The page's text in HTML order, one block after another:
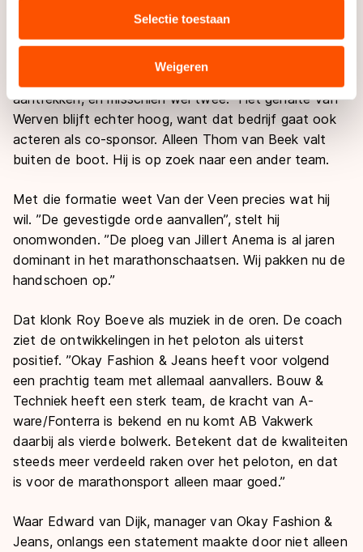
combineren met andere gegevens die u aan hen heeft
verstrekt of die zij hebben verzameld via hun services.
Sommige partners kunnen gegevens doorgeven aan
landen buiten de EU, zoals de VS, waar mogelijk geen
adequaat beschermingsniveau geldt volgens de GDPR.
Door op ‘Toestaan’ te klikken, stemt u in met deze
overdracht. Meer informatie vindt u in onscookiebeleid
Selectie toestaan
Weigeren
voorwaarde van Hekman, maar hij gaf wel aan dat die
situatie voor hem ideaal zou zijn’’, stelt Van der Veen.
’’Met ook Jan van Loon daarbij is de basis voor het
nieuwe team gelegd. We gaan zeker nog een rijder
aantrekken, en misschien wel twee.’’ Het gehalte Van
Werven blijft echter hoog, want dat bedrijf gaat ook
acteren als co-sponsor. Alleen Thom van Beek valt
buiten de boot. Hij is op zoek naar een ander team.
Met die formatie weet Van der Veen precies wat hij
wil. ’’De gevestigde orde aanvallen’’, stelt hij
onomwonden. ’’De ploeg van Jillert Anema is al jaren
dominant in het marathonschaatsen. Wij pakken nu de
handschoen op.’’
Dat klonk Roy Boeve als muziek in de oren. De coach
ziet de ontwikkelingen in het peloton als uiterst
positief. ’’Okay Fashion & Jeans heeft voor volgend
een prachtig team met allemaal aanvallers. Bouw &
Techniek heeft een sterk team, de kracht van A-
ware/Fonterra is bekend en nu komt AB Vakwerk
daarbij als vierde bolwerk. Betekent dat de kwaliteiten
steeds meer verdeeld raken over het peloton, en dat
is voor de marathonsport alleen maar goed.’’
Waar Edward van Dijk, manager van Okay Fashion &
Jeans, onlangs een statement maakte door niet alleen